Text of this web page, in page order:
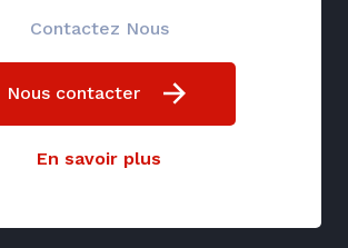
Contactez Nous
Nous contacter
En savoir plus